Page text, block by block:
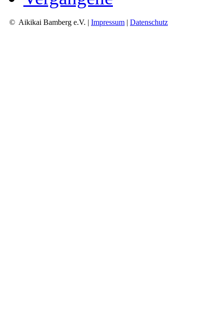
© Aikikai Bamberg e.V. | Impressum | Datenschutz